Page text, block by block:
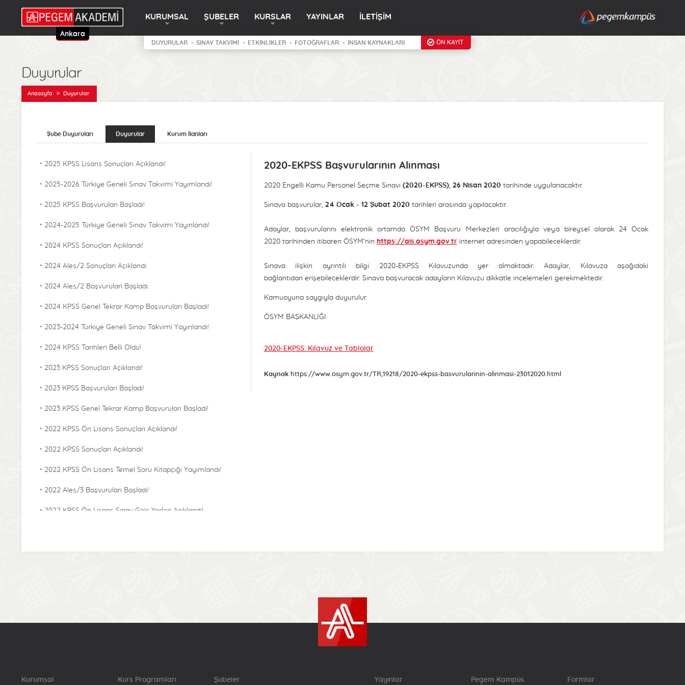
Ankara
KURUMSAL ŞUBELER KURSLAR YAYINLAR İLETİŞİM
DUYURULAR SINAV TAKVİMİ ETKİNLİKLER FOTOĞRAFLAR İNSAN KAYNAKLARI ÖN KAYIT
Duyurular
Anasayfa Duyurular
Şube Duyuruları Duyurular Kurum İlanları
2025 KPSS Lisans Sonuçları Açıklandı!
2025-2026 Türkiye Geneli Sınav Takvimi Yayımlandı!
2025 KPSS Başvuruları Başladı!
2024-2025 Türkiye Geneli Sınav Takvimi Yayınlandı!
2024 KPSS Sonuçları Açıklandı!
2024 Ales/2 Sonuçları Açıklandı.
2024 Ales/2 Başvuruları Başladı.
2024 KPSS Genel Tekrar Kamp Başvuruları Başladı!
2023-2024 Türkiye Geneli Sınav Takvimi Yayınlandı!
2024 KPSS Tarihleri Belli Oldu!
2023 KPSS Sonuçları Açıklandı!
2023 KPSS Başvuruları Başladı!
2023 KPSS Genel Tekrar Kamp Başvuruları Başladı!
2022 KPSS Ön Lisans Sonuçları Açıklandı!
2022 KPSS Sonuçları Açıklandı!
2022 KPSS Ön Lisans Temel Soru Kitapçığı Yayımlandı!
2022 Ales/3 Başvuruları Başladı!
2022 KPSS Ön Lisans Sınav Giriş Yerleri Açıklandı!
2022 Lisans Temel Soru Kitapçığı Yayımlandı!
2020-EKPSS Başvurularının Alınması
2020 Engelli Kamu Personel Seçme Sınavı (2020-EKPSS), 26 Nisan 2020 tarihinde uygulanacaktır.
Sınava başvurular, 24 Ocak - 12 Şubat 2020 tarihleri arasında yapılacaktır.
Adaylar, başvurularını elektronik ortamda ÖSYM Başvuru Merkezleri aracılığıyla veya bireysel olarak 24 Ocak
2020 tarihinden itibaren ÖSYM'nin https://ais.osym.gov.tr internet adresinden yapabileceklerdir.
Sınava ilişkin ayrıntılı bilgi 2020-EKPSS Kılavuzunda yer almaktadır. Adaylar, Kılavuza aşağıdaki
bağlantıdan erişebileceklerdir. Sınava başvuracak adayların Kılavuzu dikkatle incelemeleri gerekmektedir.
Kamuoyuna saygıyla duyurulur.
ÖSYM BAŞKANLIĞI
2020-EKPSS: Kılavuz ve Tablolar
Kaynak https://www.osym.gov.tr/TR,19218/2020-ekpss-basvurularinin-alinmasi-23012020.html
Kurumsal Kurs Programları Şubeler Yayınlar Pegem Kampüs Formlar